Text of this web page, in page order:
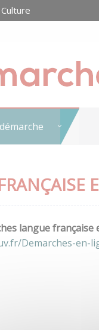
langue
Demarches-en-